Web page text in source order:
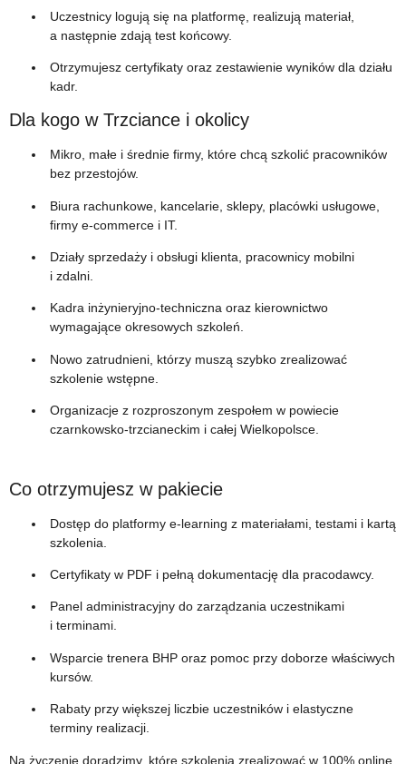
Uczestnicy logują się na platformę, realizują materiał,
a następnie zdają test końcowy.
Otrzymujesz certyfikaty oraz zestawienie wyników dla działu
kadr.
Dla kogo w Trzciance i okolicy
Mikro, małe i średnie firmy, które chcą szkolić pracowników
bez przestojów.
Biura rachunkowe, kancelarie, sklepy, placówki usługowe,
firmy e‑commerce i IT.
Działy sprzedaży i obsługi klienta, pracownicy mobilni
i zdalni.
Kadra inżynieryjno‑techniczna oraz kierownictwo
wymagające okresowych szkoleń.
Nowo zatrudnieni, którzy muszą szybko zrealizować
szkolenie wstępne.
Organizacje z rozproszonym zespołem w powiecie
czarnkowsko‑trzcianeckim i całej Wielkopolsce.
Co otrzymujesz w pakiecie
Dostęp do platformy e‑learning z materiałami, testami i kartą
szkolenia.
Certyfikaty w PDF i pełną dokumentację dla pracodawcy.
Panel administracyjny do zarządzania uczestnikami
i terminami.
Wsparcie trenera BHP oraz pomoc przy doborze właściwych
kursów.
Rabaty przy większej liczbie uczestników i elastyczne
terminy realizacji.
Na życzenie doradzimy, które szkolenia zrealizować w 100% online,